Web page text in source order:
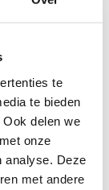
te
te bieden
delen we
onze
analyse. Deze
met andere
Walraven